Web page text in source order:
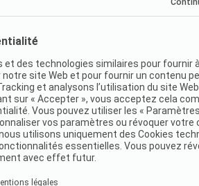
encore quelques photos, mais nous y
travaillons